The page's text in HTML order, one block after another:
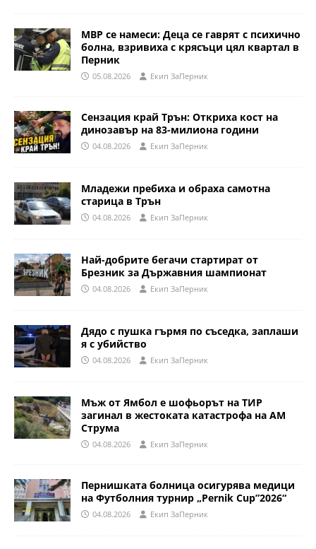
МВР се намеси: Деца се гаврят с психично
болна, взривиха с крясъци цял квартал в
Перник
05.08.2026 Eкип ЗаПерник
Сензация край Трън: Откриха кост на
динозавър на 83-милиона години
04.08.2026 Eкип ЗаПерник
Младежи пребиха и обраха самотна
старица в Трън
04.08.2026 Eкип ЗаПерник
Най-добрите бегачи стартират от
Брезник за Държавния шампионат
04.08.2026 Eкип ЗаПерник
Дядо с пушка гърмя по съседка, заплаши
я с убийство
04.08.2026 Eкип ЗаПерник
Мъж от Ямбол е шофьорът на ТИР
загинал в жестоката катастрофа на АМ
Струма
04.08.2026 Eкип ЗаПерник
Пернишката болница осигурява медици
на Футболния турнир „Pernik Cup”2026“
04.08.2026 Eкип ЗаПерник